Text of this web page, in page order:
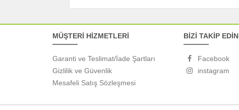
MÜŞTERİ HİZMETLERİ
Garanti ve Teslimat/İade Şartları
Gizlilik ve Güvenlik
Mesafeli Satış Sözleşmesi
BİZİ TAKİP EDİN
Facebook
instagram